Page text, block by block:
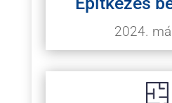
2024.